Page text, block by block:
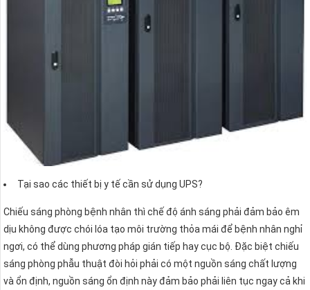
Tại sao các thiết bị y tế cần sử dụng UPS?
Chiếu sáng phòng bệnh nhân thì chế độ ánh sáng phải đảm bảo êm
dịu không được chói lóa tạo môi trường thỏa mái để bệnh nhân nghỉ
ngơi, có thể dùng phương pháp gián tiếp hay cục bộ. Đặc biệt chiếu
sáng phòng phẫu thuật đòi hỏi phải có một nguồn sáng chất lượng
và ổn định, nguồn sáng ổn định này đảm bảo phải liên tục ngay cả khi